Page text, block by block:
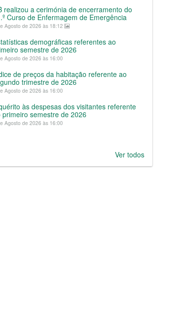
realizou a cerimónia de encerramento do
Curso de Enfermagem de Emergência
Agosto de 2026 às 18:12
demográficas referentes ao
semestre de 2026
Agosto de 2026 às 16:00
de preços da habitação referente ao
trimestre de 2026
Agosto de 2026 às 16:00
às despesas dos visitantes referente
primeiro semestre de 2026
Agosto de 2026 às 16:00
Ver todos